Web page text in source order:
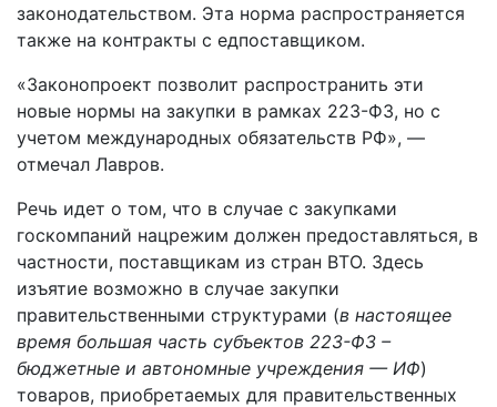
законодательством. Эта норма распространяется
также на контракты с едпоставщиком.
«Законопроект позволит распространить эти
новые нормы на закупки в рамках 223-ФЗ, но с
учетом международных обязательств РФ», —
отмечал Лавров.
Речь идет о том, что в случае с закупками
госкомпаний нацрежим должен предоставляться, в
частности, поставщикам из стран ВТО. Здесь
изъятие возможно в случае закупки
правительственными структурами (в настоящее
время большая часть субъектов 223-ФЗ –
бюджетные и автономные учреждения — ИФ)
товаров, приобретаемых для правительственных